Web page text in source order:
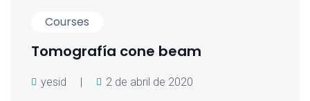
Courses
Tomografía cone beam
yesid | 2 de abril de 2020